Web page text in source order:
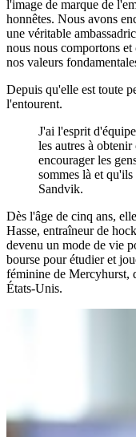
l'image de marque de
honnêtes. Nous avons
une véritable
nous nous comportons
nos valeurs
Depuis qu'elle est toute
l'entourent.
J'ai l'esprit
les autres à
encourager les
sommes là et
Sandvik.
Dès l'âge de cinq ans,
Hasse, entraîneur de
devenu un mode de vie
bourse pour étudier et
féminine de Mercyhurst,
États-Unis.